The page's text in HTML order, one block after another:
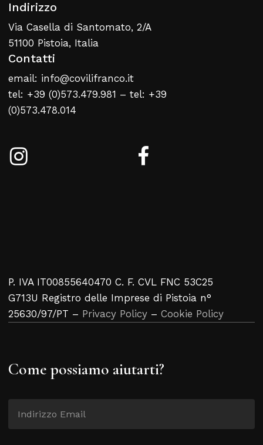
Indirizzo
Via Casella di Santomato, 2/A
51100 Pistoia, Italia
Contatti
email: info@covilifranco.it
tel: +39 (0)573.479.981 – tel: +39
(0)573.478.014
P. IVA IT00855640470 C. F. CVL FNC 53C25
G713U Registro delle Imprese di Pistoia n°
25630/97/PT – Privacy Policy – Cookie Policy
Come possiamo aiutarti?